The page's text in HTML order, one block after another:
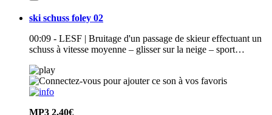
ski schuss foley 02
00:09 - LESF | Bruitage d'un passage de skieur effectuant un
schuss à vitesse moyenne – glisser sur la neige – sport…
MP3 2,40€